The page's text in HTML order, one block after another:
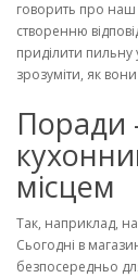
говорить про наш
створенню
приділити пильну
зрозуміти, як
Поради
місцем
Так, наприклад,
Сьогодні в
безпосередньо